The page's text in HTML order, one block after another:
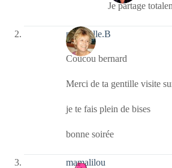
Je partage
mamzelle.B
Coucou bernard
Merci de ta gentille visite
je te fais plein de bises
bonne soirée
mamalilou